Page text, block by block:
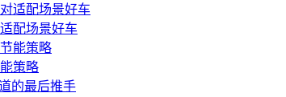
配场景好车
策略